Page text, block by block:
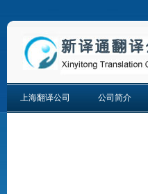
上海翻译公司 公司简介